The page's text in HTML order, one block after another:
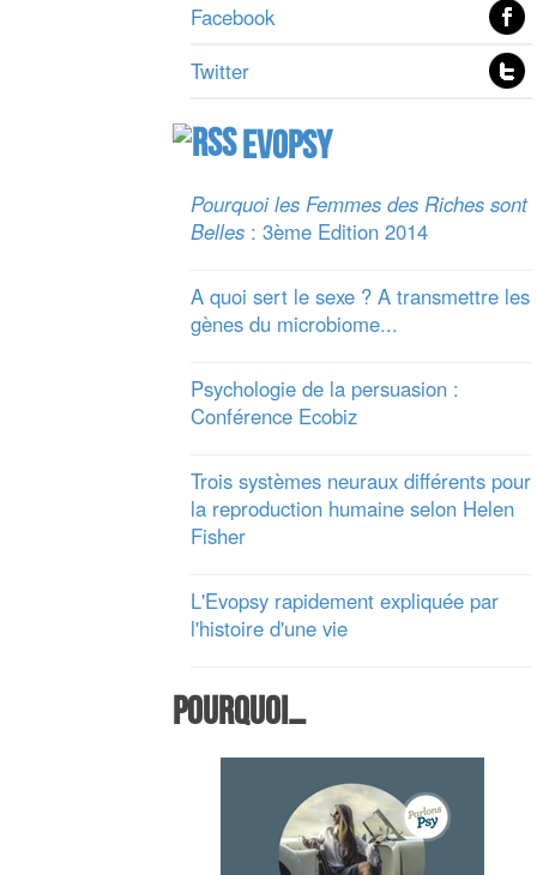
Facebook
Twitter
Evopsy
Pourquoi les Femmes des Riches sont
Belles: 3ème Edition 2014
A quoi sert le sexe ? A transmettre les
gènes du microbiome...
Psychologie de la persuasion :
Conférence Ecobiz
Trois systèmes neuraux différents pour
la reproduction humaine selon Helen
Fisher
L'Evopsy rapidement expliquée par
l'histoire d'une vie
Pourquoi…